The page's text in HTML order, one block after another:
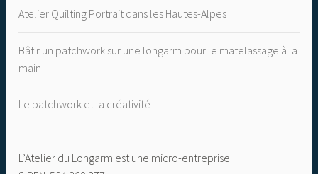
Atelier Quilting Portrait dans les Hautes-Alpes
Bâtir un patchwork sur une longarm pour le matelassage à la
main
Le patchwork et la créativité
L’Atelier du Longarm est une micro-entreprise